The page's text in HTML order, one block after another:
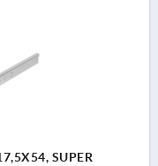
SUPER